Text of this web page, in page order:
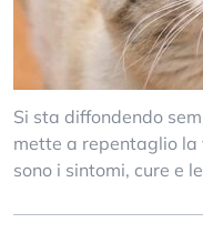
Si sta diffondendo
mette a repentaglio
sono i sintomi, cure e